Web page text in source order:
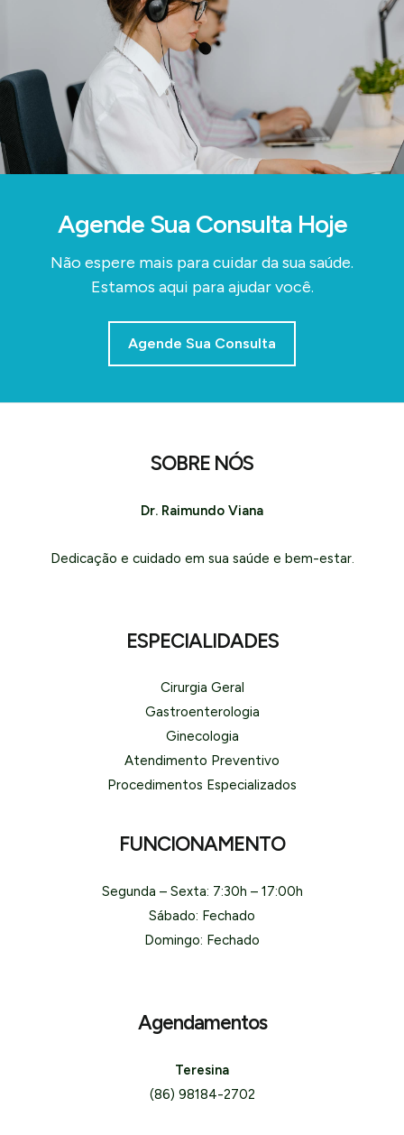
Agende Sua Consulta Hoje
Não espere mais para cuidar da sua saúde.
Estamos aqui para ajudar você.
Agende Sua Consulta
SOBRE NÓS
Dr. Raimundo Viana
Dedicação e cuidado em sua saúde e bem-estar.
ESPECIALIDADES
Cirurgia Geral
Gastroenterologia
Ginecologia
Atendimento Preventivo
Procedimentos Especializados
FUNCIONAMENTO
Segunda – Sexta: 7:30h – 17:00h
Sábado: Fechado
Domingo: Fechado
Agendamentos
Teresina
(86) 98184-2702